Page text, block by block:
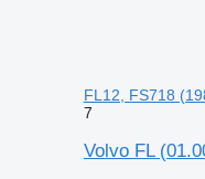
FL12, FS718
7
Volvo FL